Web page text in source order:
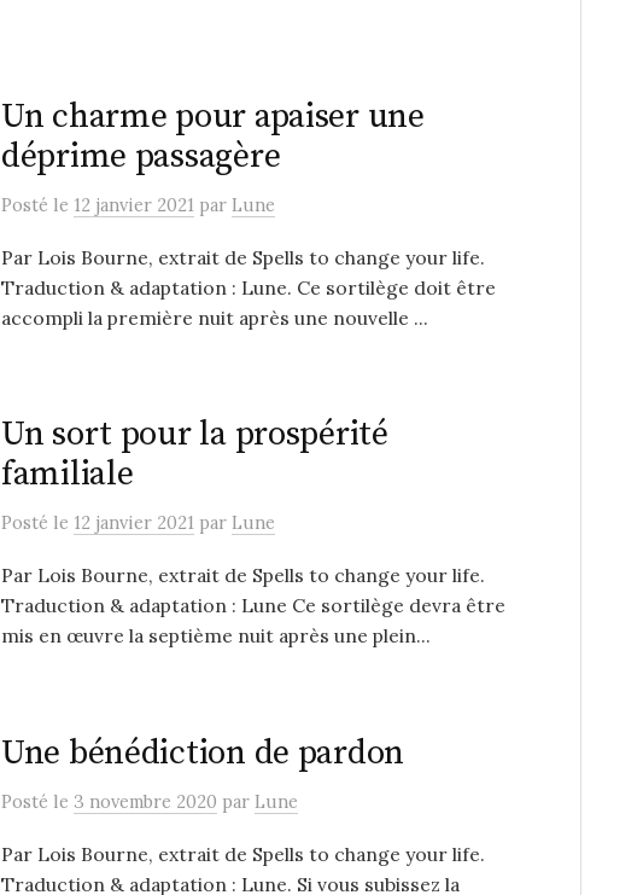
Un charme pour apaiser une
déprime passagère
Posté le 12 janvier 2021 par Lune
Par Lois Bourne, extrait de Spells to change your life.
Traduction & adaptation : Lune. Ce sortilège doit être
accompli la première nuit après une nouvelle ...
Un sort pour la prospérité
familiale
Posté le 12 janvier 2021 par Lune
Par Lois Bourne, extrait de Spells to change your life.
Traduction & adaptation : Lune Ce sortilège devra être
mis en œuvre la septième nuit après une plein...
Une bénédiction de pardon
Posté le 3 novembre 2020 par Lune
Par Lois Bourne, extrait de Spells to change your life.
Traduction & adaptation : Lune. Si vous subissez la